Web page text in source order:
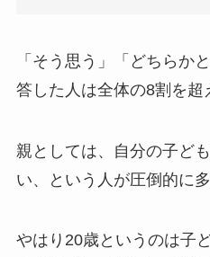
「そう思う」「どちらか
答した人は全体の8割を超
親としては、自分の子ど
い、という人が圧倒的に
やはり20歳というのは子